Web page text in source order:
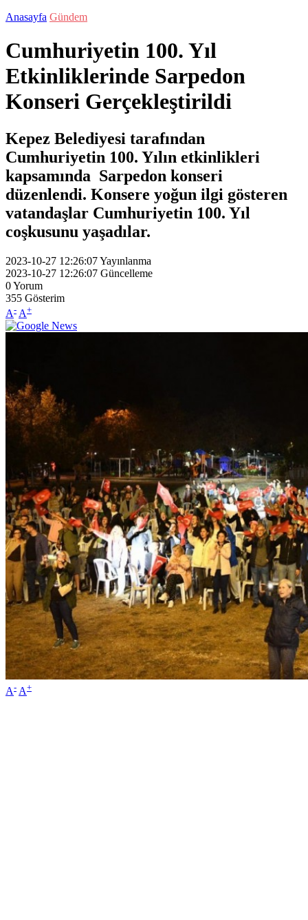
Anasayfa Gündem
Cumhuriyetin 100. Yıl
Etkinliklerinde Sarpedon
Konseri Gerçekleştirildi
Kepez Belediyesi tarafından
Cumhuriyetin 100. Yılın etkinlikleri
kapsamında Sarpedon konseri
düzenlendi. Konsere yoğun ilgi gösteren
vatandaşlar Cumhuriyetin 100. Yıl
coşkusunu yaşadılar.
2023-10-27 12:26:07Yayınlanma
2023-10-27 12:26:07 Güncelleme
0Yorum
355 Gösterim
A- A+
A- A+